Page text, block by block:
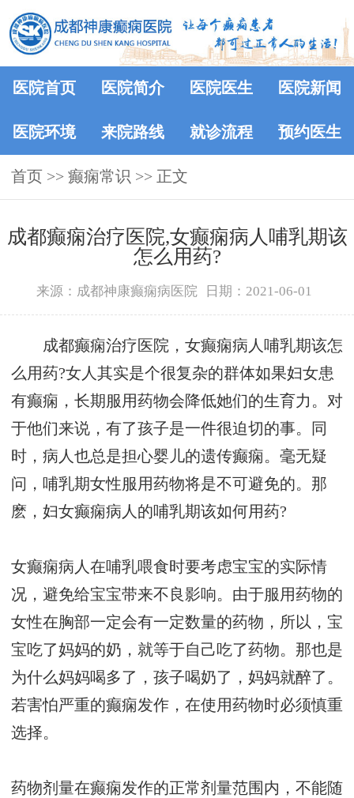
医院首页 医院简介 医院医生 医院新闻
医院环境 来院路线 就诊流程 预约医生
首页 >> 癫痫常识 >> 正文
成都癫痫治疗医院,女癫痫病人哺乳期该
怎么用药?
来源：成都神康癫痫病医院 日期：2021-06-01
成都癫痫治疗医院，女癫痫病人哺乳期该怎
么用药?女人其实是个很复杂的群体如果妇女患
有癫痫，长期服用药物会降低她们的生育力。对
于他们来说，有了孩子是一件很迫切的事。同
时，病人也总是担心婴儿的遗传癫痫。毫无疑
问，哺乳期女性服用药物将是不可避免的。那
麽，妇女癫痫病人的哺乳期该如何用药?
女癫痫病人在哺乳喂食时要考虑宝宝的实际情
况，避免给宝宝带来不良影响。由于服用药物的
女性在胸部一定会有一定数量的药物，所以，宝
宝吃了妈妈的奶，就等于自己吃了药物。那也是
为什么妈妈喝多了，孩子喝奶了，妈妈就醉了。
若害怕严重的癫痫发作，在使用药物时必须慎重
选择。
药物剂量在癫痫发作的正常剂量范围内，不能随